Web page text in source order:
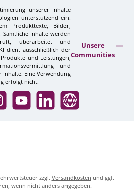
unserer Inhalte
unterstützend ein.
Produkttexte, Bilder,
Sämtliche Inhalte werden
überarbeitet und
dient ausschließlich der
und Leistungen,
und
Eine Verwendung
erfolgt nicht.
Unsere
Communities
YouTube LinkedIn Website
zzgl. Versandkosten und ggf.
wenn nicht anders angegeben.